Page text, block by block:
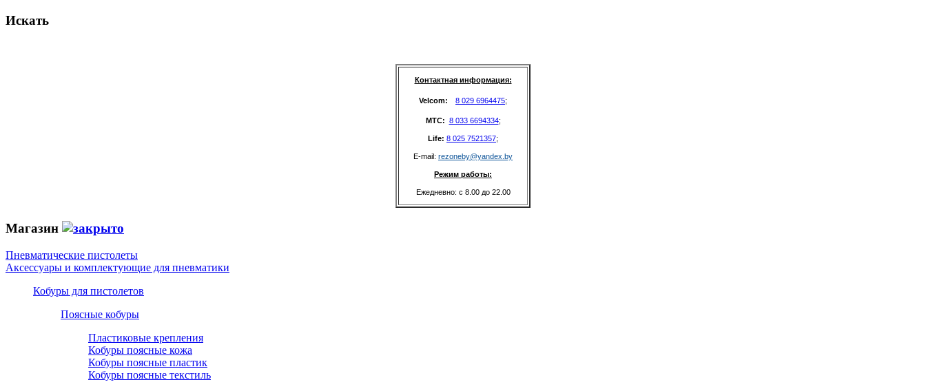
Искать
Контактная информация:
Velcom: 8 029 6964475;
MTC: 8 033 6694334;
Life: 8 025 7521357;
E-mail: rezoneby@yandex.by
Режим работы:
Ежедневно: с 8.00 до 22.00
Магазин
Пневматические пистолеты
Аксессуары и комплектующие для пневматики
Кобуры для пистолетов
Поясные кобуры
Пластиковые крепления
Кобуры поясные кожа
Кобуры поясные пластик
Кобуры поясные текстиль